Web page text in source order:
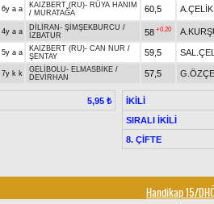
6y a a KAIZBERT (RU)- RÜYA HANIM
/ MURATAĞA 60,5 A.ÇELİK
4y a a DİLİRAN - ŞİMŞEKBURCU /
İZBATUR
58 +0.20
5y a a KAIZBERT (RU)- CAN NUR /
ŞENTAY
59,5
7y k k GELİBOLU- ELMASBİKE /
DEVİRHAN
57,5
5,95 ₺
İKİLİ
SIRALI İKİLİ
8. ÇİFTE
Handikap 15/